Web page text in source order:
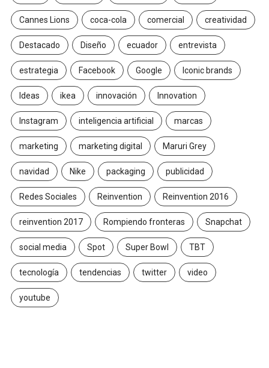
Cannes Lions coca-cola comercial creatividad
Destacado Diseño ecuador entrevista
estrategia Facebook Google Iconic brands
Ideas ikea innovación Innovation
Instagram inteligencia artificial marcas
marketing marketing digital Maruri Grey
navidad Nike packaging publicidad
Redes Sociales Reinvention Reinvention 2016
reinvention 2017 Rompiendo fronteras Snapchat
social media Spot Super Bowl TBT
tecnología tendencias twitter video
youtube